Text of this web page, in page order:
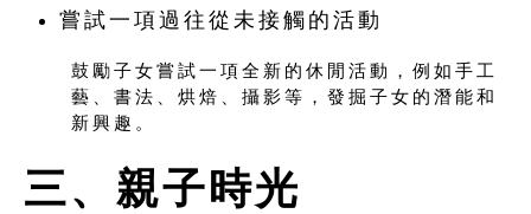
嘗試一項過往從未接觸的活動
鼓勵子女嘗試一項全新的休閒活動，例如手工
藝、書法、烘焙、攝影等，發掘子女的潛能和
新興趣。
三、 親子時光